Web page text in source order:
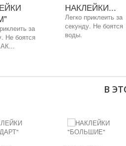
за
Не боятся
НАКЛЕЙКИ...
Легко приклеить за
секунду. Не боятся
воды.
В